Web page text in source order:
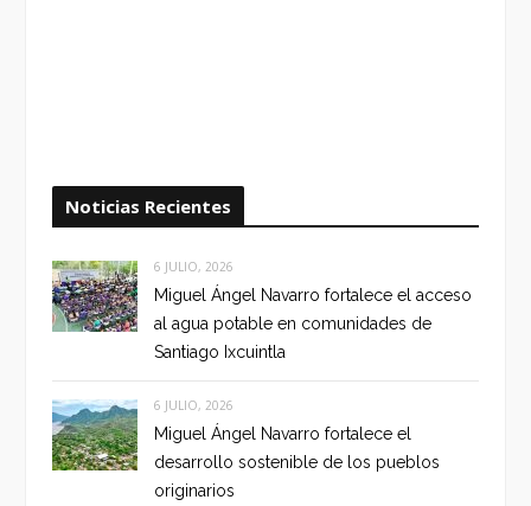
Noticias Recientes
6 JULIO, 2026
Miguel Ángel Navarro fortalece el acceso
al agua potable en comunidades de
Santiago Ixcuintla
6 JULIO, 2026
Miguel Ángel Navarro fortalece el
desarrollo sostenible de los pueblos
originarios